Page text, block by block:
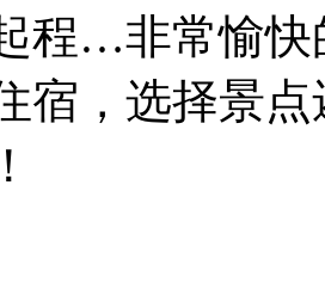
程…非常愉快
宿，选择景